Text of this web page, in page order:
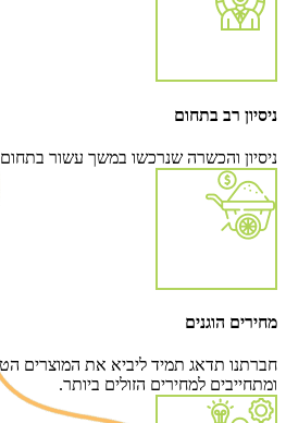
ניסיון רב בתחום
ניסיון והכשרה שנרכשו במשך עשור
מחירים הוגנים
חברתנו תדאג תמיד ליביא את המוצרים
ומתחייבים למחירים הזולים ביותר.